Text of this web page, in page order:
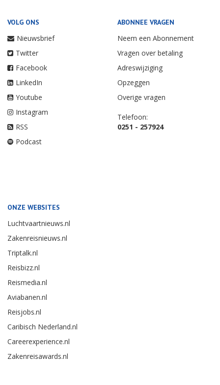
VOLG ONS
Nieuwsbrief
Twitter
Facebook
LinkedIn
Youtube
Instagram
RSS
Podcast
ABONNEE VRAGEN
Neem een Abonnement
Vragen over betaling
Adreswijziging
Opzeggen
Overige vragen
Telefoon:
0251 - 257924
ONZE WEBSITES
Luchtvaartnieuws.nl
Zakenreisnieuws.nl
Triptalk.nl
Reisbizz.nl
Reismedia.nl
Aviabanen.nl
Reisjobs.nl
Caribisch Nederland.nl
Careerexperience.nl
Zakenreisawards.nl